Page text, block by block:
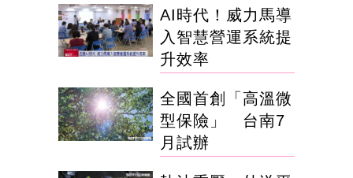
AI時代！威力馬導
入智慧營運系統提
升效率
全國首創「高溫微
型保險」 台南7
月試辦